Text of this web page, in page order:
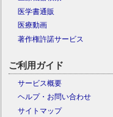
医学書通販
医療動画
著作権許諾サービス
ご利用ガイド
サービス概要
ヘルプ・お問い合わせ
サイトマップ